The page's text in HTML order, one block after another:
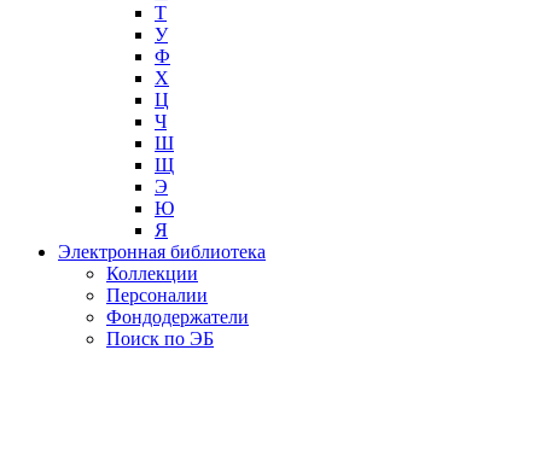
Т
У
Ф
Х
Ц
Ч
Ш
Щ
Э
Ю
Я
Электронная библиотека
Коллекции
Персоналии
Фондодержатели
Поиск по ЭБ